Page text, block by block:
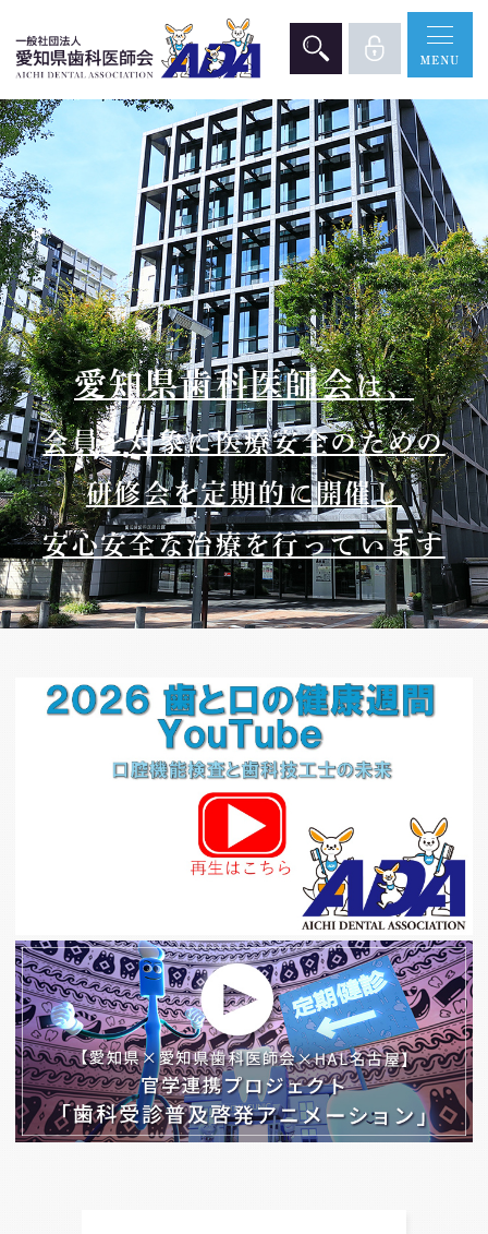
愛知県歯科医師会は、
会員を対象に医療安全のための
研修会を定期的に開催し
安心安全な治療を行っています